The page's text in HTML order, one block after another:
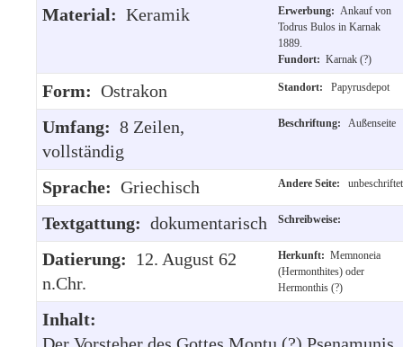
Material: Keramik Erwerbung: Ankauf von
Todrus Bulos in Karnak
1889.
Fundort: Karnak (?)
Form: Ostrakon Standort: Papyrusdepot
Umfang: 8 Zeilen,
vollständig
Beschriftung: Außenseite
Sprache: Griechisch Andere Seite: unbeschriftet
Textgattung: dokumentarisch Schreibweise:
Datierung: 12. August 62
n.Chr.
Herkunft: Memnoneia
(Hermonthites) oder
Hermonthis (?)
Inhalt:
Der Vorsteher des Gottes Montu (?) Psenamunis,